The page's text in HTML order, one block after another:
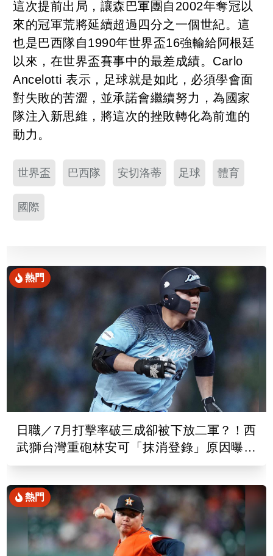
這次提前出局，讓森巴軍團自2002年奪冠以
來的冠軍荒將延續超過四分之一個世紀。這
也是巴西隊自1990年世界盃16強輸給阿根廷
以來，在世界盃賽事中的最差成績。Carlo
Ancelotti 表示，足球就是如此，必須學會面
對失敗的苦澀，並承諾會繼續努力，為國家
隊注入新思維，將這次的挫敗轉化為前進的
動力。
世界盃 巴西隊 安切洛蒂 足球 體育
國際
熱門
日職／7月打擊率破三成卻被下放二軍？！西
武獅台灣重砲林安可「抹消登錄」原因曝光
了
熱門